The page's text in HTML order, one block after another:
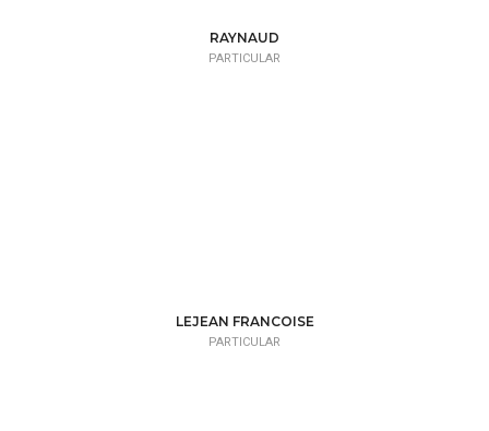
RAYNAUD
PARTICULAR
LEJEAN FRANCOISE
PARTICULAR